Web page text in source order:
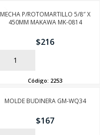
MECHA P/ROTOMARTILLO 5/8″ X
450MM MAKAWA MK-0814
$216
AÑADIR
Código: 2253
MOLDE BUDINERA GM-WQ34
$167